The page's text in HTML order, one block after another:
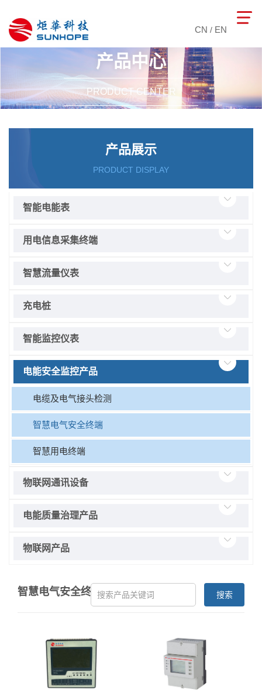
CN / EN
产品中心
PRODUCT CENTER
产品展示
PRODUCT DISPLAY
智能电能表
用电信息采集终端
智慧流量仪表
充电桩
智能监控仪表
电能安全监控产品
电缆及电气接头检测
智慧电气安全终端
智慧用电终端
物联网通讯设备
电能质量治理产品
物联网产品
智慧电气安全终端 搜索